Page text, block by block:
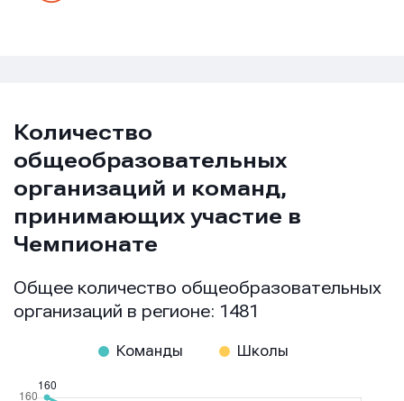
Количество
общеобразовательных
организаций и команд,
принимающих участие в
Чемпионате
Общее количество общеобразовательных
организаций в регионе: 1481
Команды Школы